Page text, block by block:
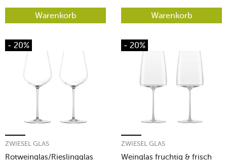
Warenkorb Warenkorb
- 20%
Rotweinglas/Rieslingglas
ZWIESEL GLAS
- 20%
Weinglas fruchtig & frisch
ZWIESEL GLAS